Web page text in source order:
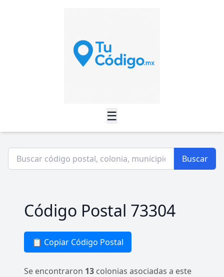
☰
Buscar
Código Postal 73304
📋 Copiar Código Postal
Se encontraron 13 colonias asociadas a este